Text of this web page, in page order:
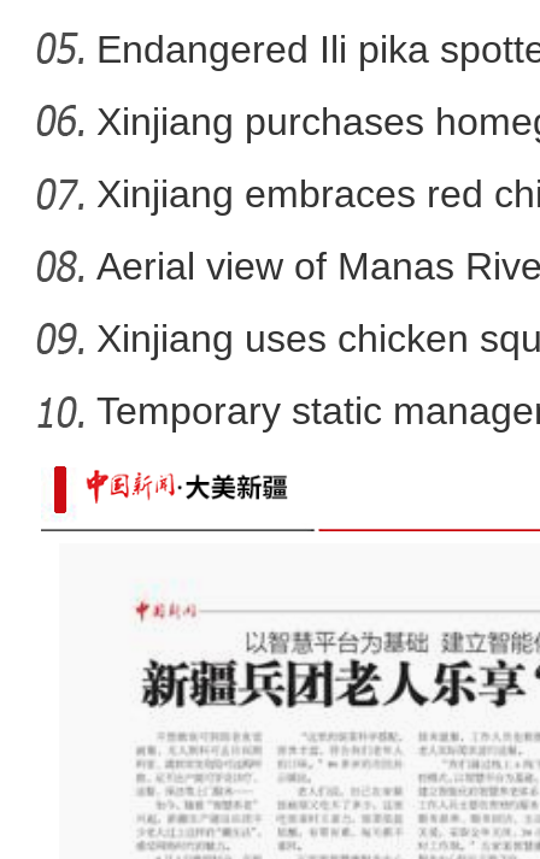
新疆吉木乃县：乡村采摘游
新疆南部种植火龙果
Endangered Ili pika
Xinjiang purchases
f
Xinjiang embraces red
Aerial view of Manas
Xinjiang uses chicken
Temporary static
parts